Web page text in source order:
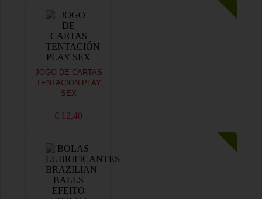
JOGO DE CARTAS
TENTACIÓN PLAY
SEX
€ 12,40